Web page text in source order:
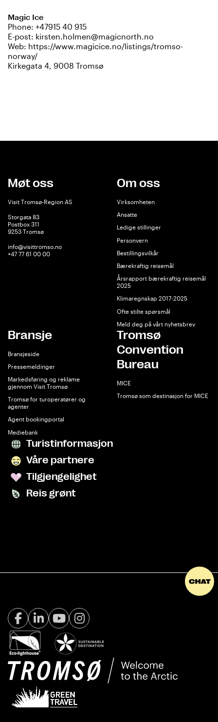
Magic Ice
Phone: +47915 40 915
E-post: kirsten.holmen@magicnorth.no
Web: https://www.magicice.no/listings/tromso-
norway/
Kirkegata 4, 9008 Tromsø
Møt oss
Visit Tromsø-Region AS
Storgata 83
Postbox 311
9253 Tromsø
info@visittromso.no
+47 77 61 00 00
Om oss
Virksomheten
Ansatte
Ledige stillinger
Personvern
Bestillingsvilkår
Bærekraftig reisemål
Årsrapport bærekraftig reisemål
2025
Klimaregnskap 2017-2025
Ofte stilte spørsmål
Meld deg på vårt nyhetsbrev
Bransje
Bransjeside
Pressemeldinger
Markedsføring og reklame
gjennom Visit Tromsø
Tromsø for turoperatører og
agenter
Agent bookingportal
Mediebank
Tromsø
Convention
Bureau
MICE
Tromsø som destinasjon for MICE
Turistinformasjon
Våre partnere
Tilgjengelighet
Reis grønt
Facebook Visit Tromsø
LinkedIn
YoutubeInstagram